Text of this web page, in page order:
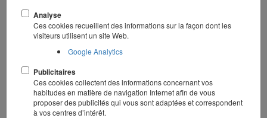
Analyse
Ces cookies recueillent des informations sur la façon dont les
visiteurs utilisent un site Web.
Google Analytics
Publicitaires
Ces cookies collectent des informations concernant vos
habitudes en matière de navigation Internet afin de vous
proposer des publicités qui vous sont adaptées et correspondent
à vos centres d’intérêt.